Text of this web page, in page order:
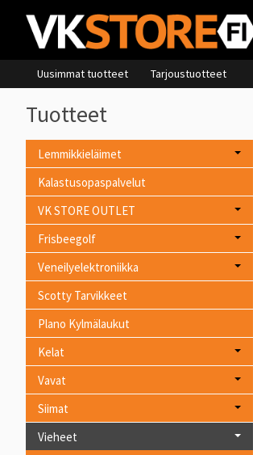
Uusimmat tuotteet Tarjoustuotteet
Tuotteet
Lemmikkieläimet
Kalastusopaspalvelut
VK STORE OUTLET
Frisbeegolf
Veneilyelektroniikka
Scotty Tarvikkeet
Plano Kylmälaukut
Kelat
Vavat
Siimat
Vieheet